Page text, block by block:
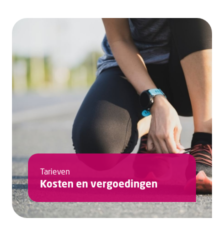
Tarieven
Kosten en vergoedingen